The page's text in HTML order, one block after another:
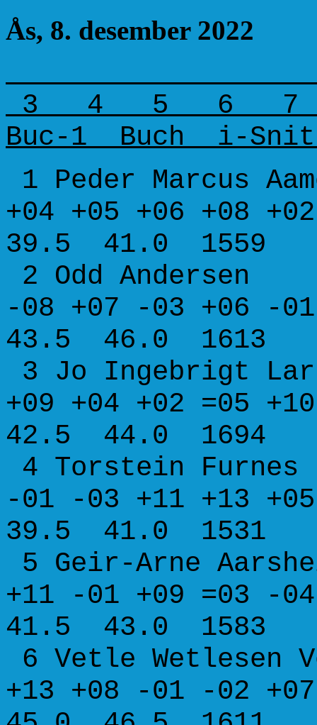
Ås, 8. desember 2022
3 4 5 6 7 8
Buc-1 Buch i-
1 Peder Marcus
+04 +05 +06 +08
39.5 41.0 1559
2 Odd
-08 +07 -03 +06
43.5 46.0 1613
3 Jo Ingebrigt
+09 +04 +02 =05
42.5 44.0 1694
4 Torstein
-01 -03 +11 +13
39.5 41.0 1531
5 Geir-Arne
+11 -01 +09 =03
41.5 43.0 1583
6 Vetle
+13 +08 -01 -02